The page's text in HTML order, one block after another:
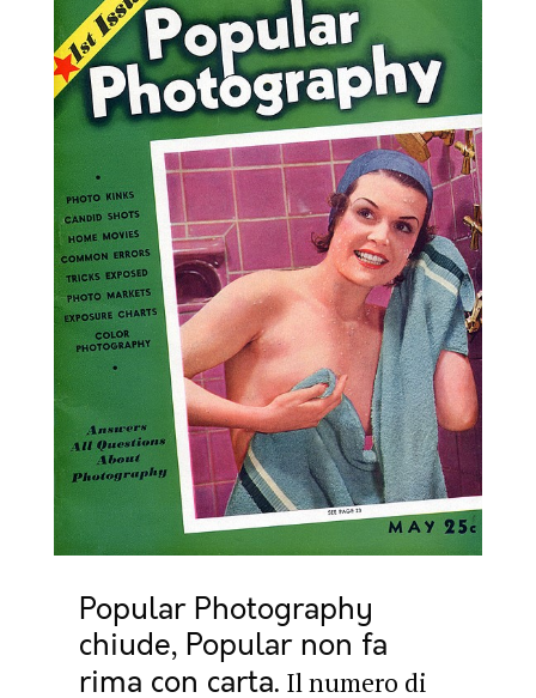
Popular Photography
chiude, Popular non fa
rima con carta Il numero di